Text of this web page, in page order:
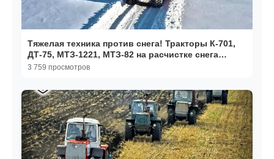
Тяжелая техника против снега! Тракторы К-701,
ДТ-75, МТЗ-1221, МТЗ-82 на расчистке снега
зимой!
3 759 просмотров